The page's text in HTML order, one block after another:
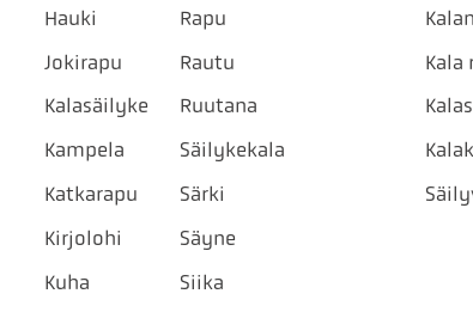
Hauki
Jokirapu
Kalasäilyke
Kampela
Katkarapu
Kirjolohi
Kuha
Rapu
Rautu
Ruutana
Säilykekala
Särki
Säyne
Siika
Kala